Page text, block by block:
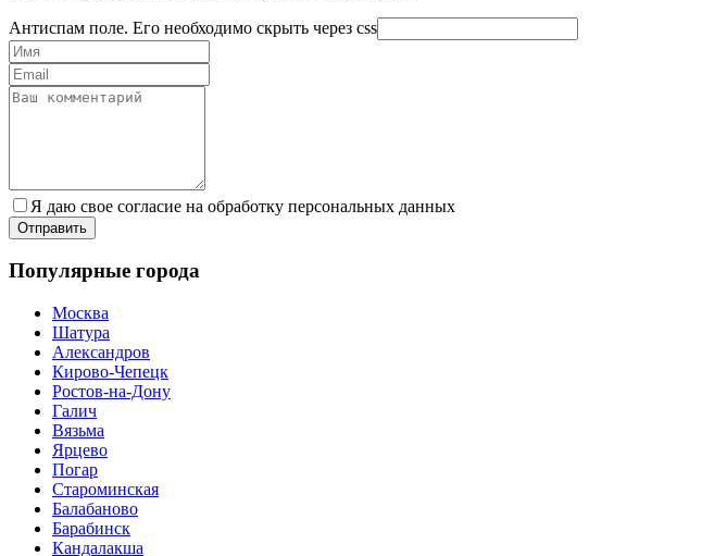
Антиспам поле. Его необходимо скрыть через css
Я даю свое согласие на обработку персональных данных
Популярные города
Москва
Шатура
Александров
Кирово-Чепецк
Ростов-на-Дону
Галич
Вязьма
Ярцево
Погар
Староминская
Балабаново
Барабинск
Кандалакша